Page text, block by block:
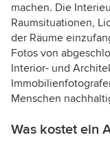
machen. Die
Raumsituationen,
der Räume
Fotos von
Interior- und
Menschen
Was kostet ein